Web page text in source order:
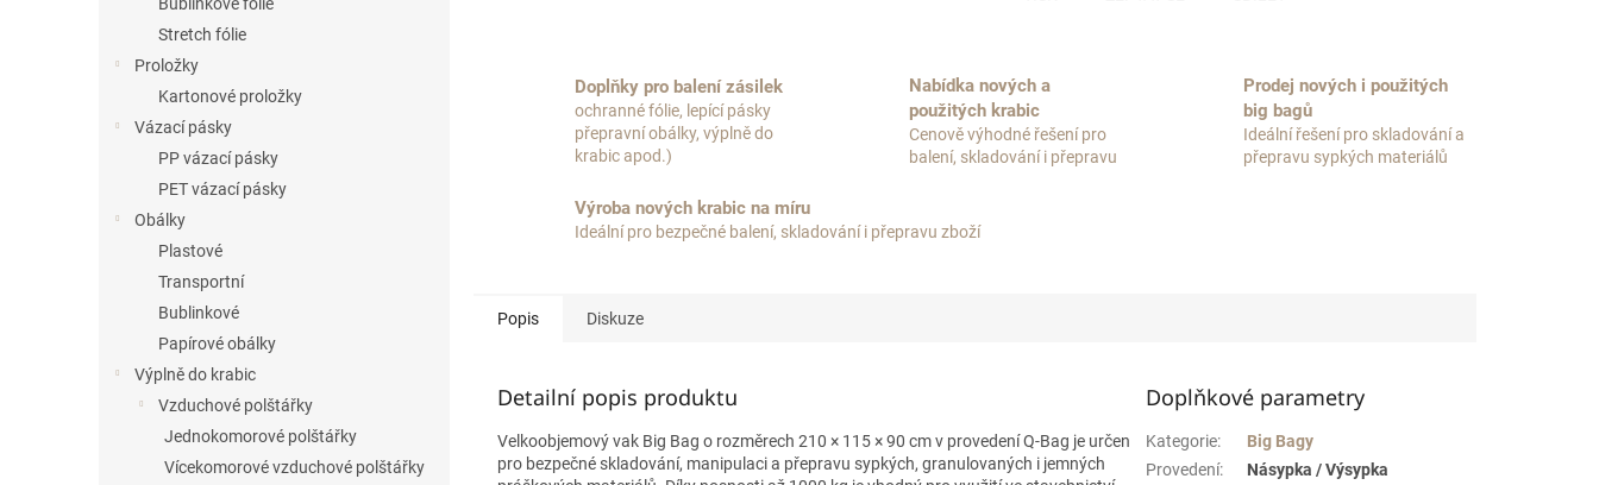
Stretch fólie
Proložky
Kartonové proložky
Vázací pásky
PP vázací pásky
PET vázací pásky
Obálky
Plastové
Transportní
Bublinkové
Papírové obálky
Výplně do krabic
Vzduchové polštářky
Jednokomorové polštářky
Vícekomorové vzduchové polštářky
Doplňky pro balení zásilek
ochranné fólie, lepící pásky
přepravní obálky, výplně do
krabic apod.)
Nabídka nových a
použitých krabic
Cenově výhodné řešení pro
balení, skladování i přepravu
Prodej nových i použitých
big bagů
Ideální řešení pro skladování a
přepravu sypkých materiálů
Výroba nových krabic na míru
Ideální pro bezpečné balení, skladování i přepravu zboží
Popis Diskuze
Detailní popis produktu
Velkoobjemový vak Big Bag o rozměrech 210 × 115 × 90 cm v provedení Q-Bag je určen
pro bezpečné skladování, manipulaci a přepravu sypkých, granulovaných i jemných
Doplňkové parametry
Kategorie:
Big Bagy
Provedení:
Násypka / Výsypka